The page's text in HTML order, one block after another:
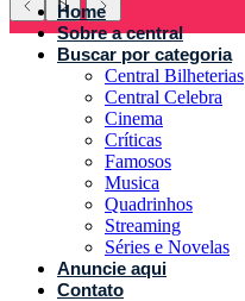
Home
Sobre a central
Buscar por categoria
Central Bilheterias
Central Celebra
Cinema
Críticas
Famosos
Musica
Quadrinhos
Streaming
Séries e Novelas
Anuncie aqui
Contato